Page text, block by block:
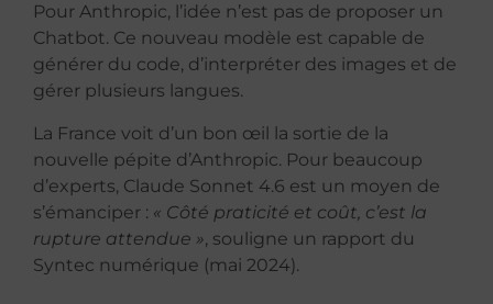
Pour Anthropic, l’idée n’est pas de proposer un
Chatbot. Ce nouveau modèle est capable de
générer du code, d’interpréter des images et de
gérer plusieurs langues.
La France voit d’un bon œil la sortie de la
nouvelle pépite d’Anthropic. Pour beaucoup
d’experts, Claude Sonnet 4.6 est un moyen de
s’émanciper : « Côté praticité et coût, c’est la
rupture attendue », souligne un rapport du
Syntec numérique (mai 2024).